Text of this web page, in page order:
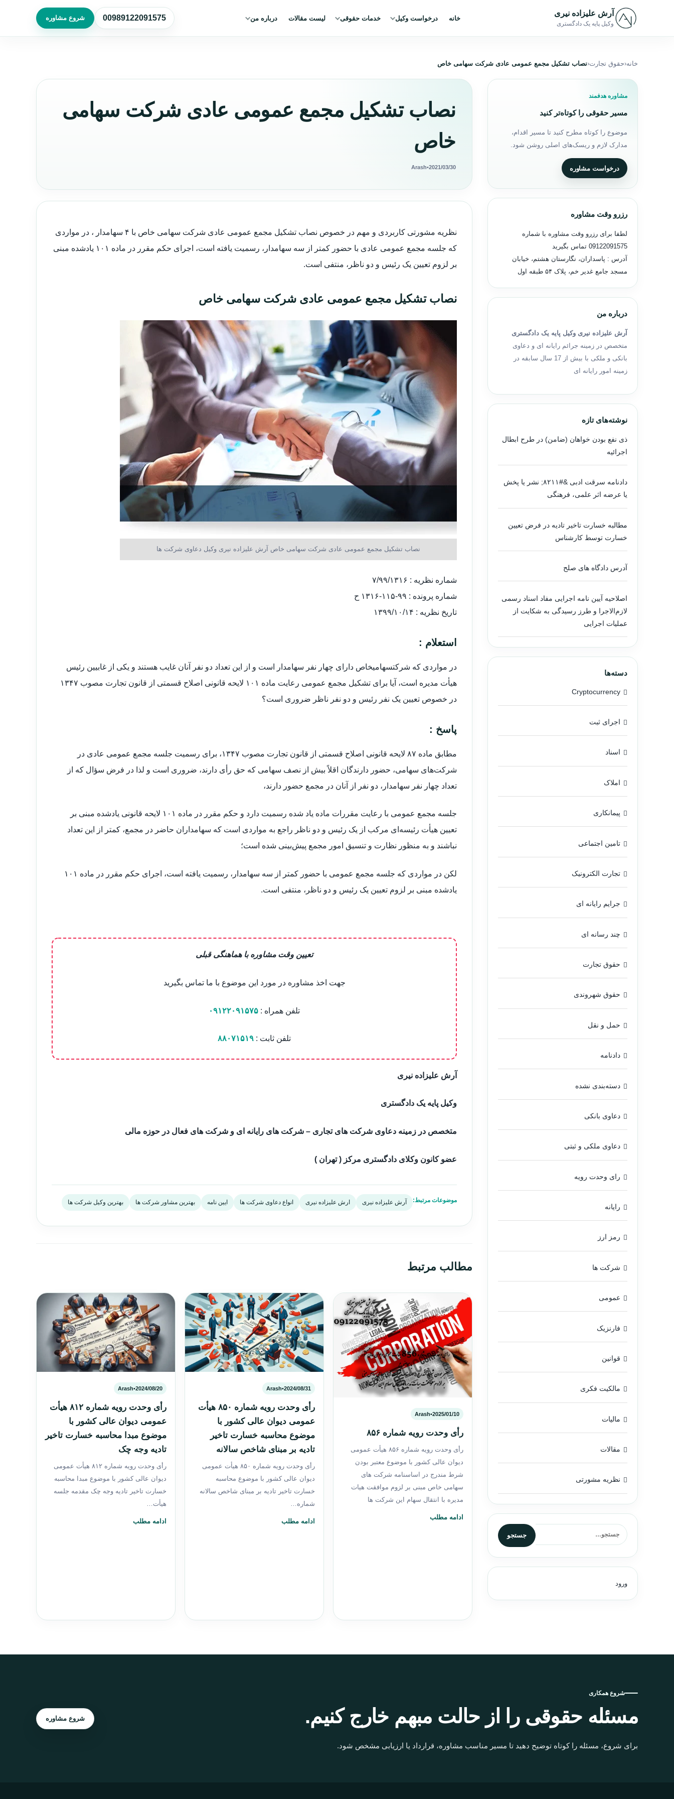
پرش به محتوا
آرش علیزاده نیری
وکیل پایه یک دادگستری
خانه درخواست وکیل خدمات حقوقی لیست مقالات درباره من 00989122091575 شروع مشاوره
خانه حقوق تجارت نصاب تشکیل مجمع عمومی عادی شرکت سهامی خاص
نصاب تشکیل مجمع عمومی عادی شرکت سهامی
خاص
2021/03/30
•
Arash
نظریه مشورتی کاربردی و مهم در خصوص نصاب تشکیل مجمع عمومی عادی شرکت سهامی خاص با ۴ سهامدار ، در مواردی
که جلسه مجمع عمومی عادی با حضور کمتر از سه سهامدار، رسمیت یافته است، اجرای حکم مقرر در ماده ۱۰۱ یادشده مبنی
بر لزوم تعیین یک رئیس و دو ناظر، منتفی است.
نصاب تشکیل مجمع عمومی عادی شرکت سهامی خاص
نصاب تشکیل مجمع عمومی عادی شرکت سهامی خاص آرش علیزاده نیری وکیل دعاوی شرکت ها
شماره نظریه : ۷/۹۹/۱۳۱۶
شماره پرونده : ۹۹-۱۱۵-۱۳۱۶ ح
تاریخ نظریه : ۱۳۹۹/۱۰/۱۴
استعلام :
در مواردی که شرکتسهامیخاص دارای چهار نفر سهامدار است و از این تعداد دو نفر آنان غایب هستند و یکی از غابیین رئیس
هیأت مدیره است، آیا برای تشکیل مجمع عمومی رعایت ماده ۱۰۱ لایحه قانونی اصلاح قسمتی از قانون تجارت مصوب ۱۳۴۷
در خصوص تعیین یک نفر رئیس و دو نفر ناظر ضروری است؟
پاسخ :
مطابق ماده ۸۷ لایحه قانونی اصلاح قسمتی از قانون تجارت مصوب ۱۳۴۷، برای رسمیت جلسه مجمع عمومی عادی در
شرکت‌های سهامی، حضور دارندگان اقلاً بیش از نصف سهامی که حق رأی دارند، ضروری است و لذا در فرض سؤال که از
تعداد چهار نفر سهامدار، دو نفر از آنان در مجمع حضور دارند،
جلسه مجمع عمومی با رعایت مقررات ماده یاد شده رسمیت دارد و حکم مقرر در ماده ۱۰۱ لایحه قانونی یادشده مبنی بر
تعیین هیأت رئیسه‌ای مرکب از یک رئیس و دو ناظر راجع به مواردی است که سهامداران حاضر در مجمع، کمتر از این تعداد
نباشند و به منظور نظارت و تنسیق امور مجمع پیش‌بینی شده است؛
لکن در مواردی که جلسه مجمع عمومی با حضور کمتر از سه سهامدار، رسمیت یافته است، اجرای حکم مقرر در ماده ۱۰۱
یادشده مبنی بر لزوم تعیین یک رئیس و دو ناظر، منتفی است.
تعیین وقت مشاوره با هماهنگی قبلی
جهت اخذ مشاوره در مورد این موضوع با ما تماس بگیرید
تلفن همراه : ۰۹۱۲۲۰۹۱۵۷۵
تلفن ثابت : ۸۸۰۷۱۵۱۹
آرش علیزاده نیری
وکیل پایه یک دادگستری
متخصص در زمینه دعاوی شرکت های تجاری – شرکت های رایانه ای و شرکت های فعال در حوزه مالی
عضو کانون وکلای دادگستری مرکز ( تهران )
موضوعات مرتبط: آرش علیزاده نیری ارش علیزاده نیری انواع دعاوی شرکت ها ایین نامه بهترین مشاور شرکت ها بهترین وکیل شرکت ها
مطالب مرتبط
2025/01/10
•
Arash
رأی وحدت رویه شماره ۸۵۶
رأی وحدت رویه شماره ۸۵۶ هیأت عمومی
دیوان عالی كشور با موضوع معتبر بودن
شرط مندرج در اساسنامه شرکت های
سهامی خاص مبنی بر لزوم موافقت هیات
مدیره با انتقال سهام این شرکت ها
ادامه مطلب
2024/08/31
•
Arash
رأی وحدت رویه شماره ۸۵۰ هیأت
عمومی دیوان عالی کشور با
موضوع محاسبه خسارت تاخیر
تادیه بر مبنای شاخص سالانه
رأی وحدت رویه شماره ۸۵۰ هیأت عمومی
دیوان عالی کشور با موضوع محاسبه
خسارت تاخیر تادیه بر مبنای شاخص سالانه
شماره…
ادامه مطلب
2024/08/20
•
Arash
رأی وحدت رویه شماره ۸۱۲ هیأت
عمومی دیوان عالی کشور با
موضوع مبدا محاسبه خسارت تاخیر
تادیه وجه چک
رأی وحدت رویه شماره ۸۱۲ هیأت عمومی
دیوان عالی کشور با موضوع مبدا محاسبه
خسارت تاخیر تادیه وجه چک مقدمه جلسه
هیأت…
ادامه مطلب
مشاوره هدفمند
مسیر حقوقی را کوتاه‌تر کنید
موضوع را کوتاه مطرح کنید تا مسیر اقدام،
مدارک لازم و ریسک‌های اصلی روشن شود.
درخواست مشاوره
رزرو وقت مشاوره
لطفا برای رزرو وقت مشاوره با شماره
09122091575 تماس بگیرید
آدرس : پاسداران، نگارستان هشتم، خیابان
مسجد جامع غدیر خم، پلاک ۵۴ طبقه اول
درباره من
آرش علیزاده نیری وکیل پایه یک دادگستری
متخصص در زمینه جرائم رایانه ای و دعاوی
بانکی و ملکی با بیش از 17 سال سابقه در
زمینه امور رایانه ای
نوشته‌های تازه
ذی نفع بودن خواهان (ضامن) در طرح ابطال
اجرائیه
دادنامه سرقت ادبی &#۸۲۱۱; نشر یا پخش
یا عرضه اثر علمی، فرهنگی
مطالبه خسارت تاخیر تادیه در فرض تعیین
خسارت توسط کارشناس
آدرس دادگاه های صلح
اصلاحیه آیین نامه اجرایی مفاد اسناد رسمی
لازم‌الاجرا و طرز رسیدگی به شکایت از
عملیات اجرایی
دسته‌ها
Cryptocurrency
اجرای ثبت
اسناد
املاک
پیمانکاری
تامین اجتماعی
تجارت الکترونیک
جرایم رایانه ای
چند رسانه ای
حقوق تجارت
حقوق شهروندی
حمل و نقل
دادنامه
دسته‌بندی نشده
دعاوی بانکی
دعاوی ملکی و ثبتی
رای وحدت رویه
رایانه
رمز ارز
شرکت ها
عمومی
فارنزیک
قوانین
مالکیت فکری
مالیات
مقالات
نظریه مشورتی
جستجو برای:
جستجو
ورود
شروع همکاری
مسئله حقوقی را از حالت مبهم خارج کنیم.
برای شروع، مسئله را کوتاه توضیح دهید تا مسیر مناسب مشاوره، قرارداد یا ارزیابی مشخص شود.
شروع مشاوره